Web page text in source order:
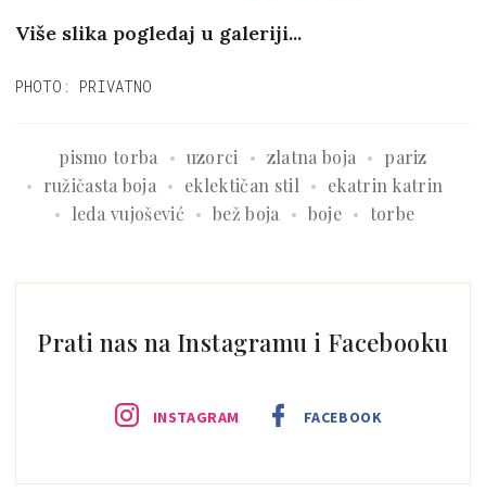
Više slika pogledaj u galeriji...
PHOTO: PRIVATNO
pismo torba uzorci zlatna boja
pariz
ružičasta boja
eklektičan stil
ekatrin katrin
leda vujošević
bež boja boje torbe
Prati nas na Instagramu i Facebooku
INSTAGRAM FACEBOOK